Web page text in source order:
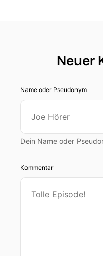
Neuer
Name oder Pseudonym
Dein Name oder
Kommentar